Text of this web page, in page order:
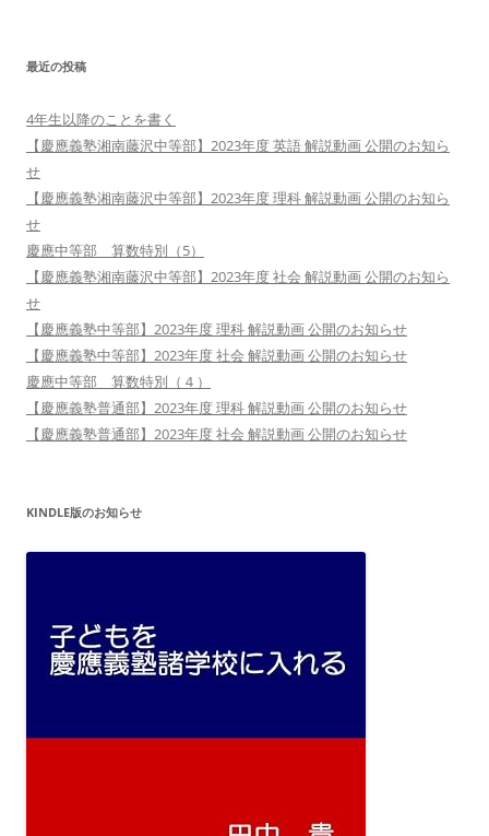
最近の投稿
4年生以降のことを書く
【慶應義塾湘南藤沢中等部】2023年度 英語 解説動画 公開のお知ら
せ
【慶應義塾湘南藤沢中等部】2023年度 理科 解説動画 公開のお知ら
せ
慶應中等部 算数特別（5）
【慶應義塾湘南藤沢中等部】2023年度 社会 解説動画 公開のお知ら
せ
【慶應義塾中等部】2023年度 理科 解説動画 公開のお知らせ
【慶應義塾中等部】2023年度 社会 解説動画 公開のお知らせ
慶應中等部 算数特別（４）
【慶應義塾普通部】2023年度 理科 解説動画 公開のお知らせ
【慶應義塾普通部】2023年度 社会 解説動画 公開のお知らせ
KINDLE版のお知らせ